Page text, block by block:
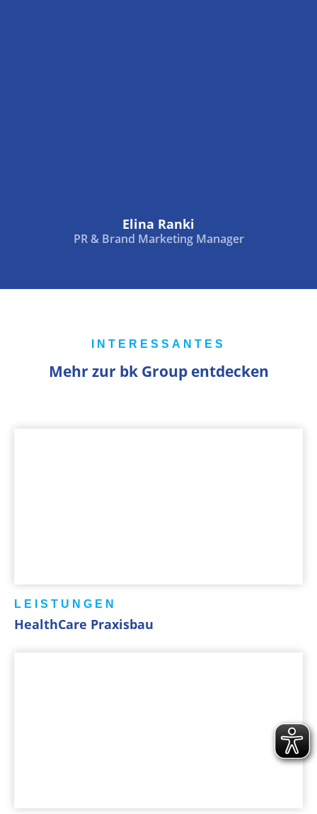
Elina Ranki
PR & Brand Marketing Manager
INTERESSANTES
Mehr zur bk Group entdecken
LEISTUNGEN
HealthCare Praxisbau